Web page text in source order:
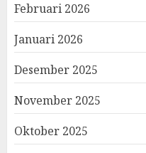
Februari 2026
Januari 2026
Desember 2025
November 2025
Oktober 2025